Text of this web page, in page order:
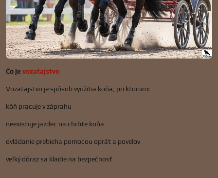
Čo je vozatajstvo
Vozatajstvo je spôsob využitia koňa, pri ktorom:
kôň pracuje v záprahu
neexistuje jazdec na chrbte koňa
ovládanie prebieha pomocou oprát a povelov
veľký dôraz sa kladie na bezpečnosť